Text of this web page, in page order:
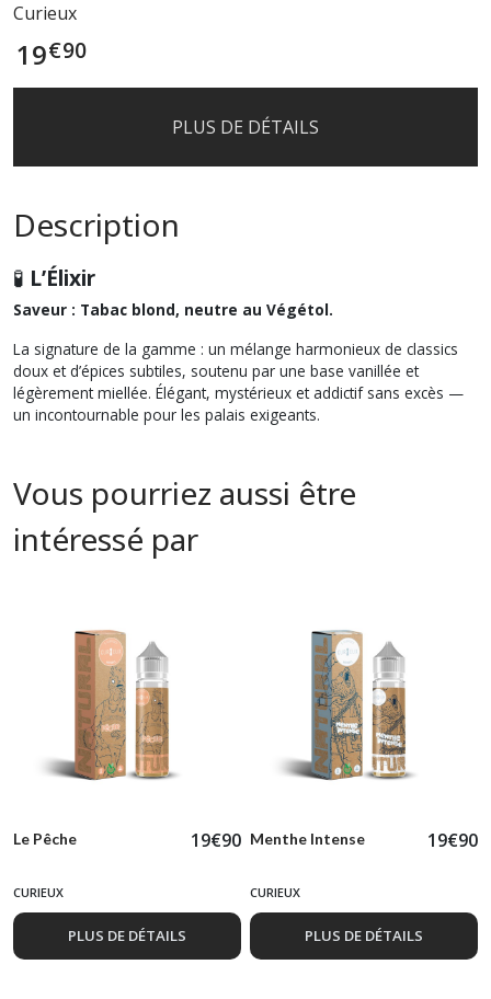
Curieux
19€90
PLUS DE DÉTAILS
Description
🧪 L’Élixir
Saveur : Tabac blond, neutre au Végétol.
La signature de la gamme : un mélange harmonieux de classics
doux et d’épices subtiles, soutenu par une base vanillée et
légèrement miellée. Élégant, mystérieux et addictif sans excès —
un incontournable pour les palais exigeants.
Vous pourriez aussi être
intéressé par
Le Pêche 19€90
CURIEUX
PLUS DE DÉTAILS
Menthe Intense 19€90
CURIEUX
PLUS DE DÉTAILS